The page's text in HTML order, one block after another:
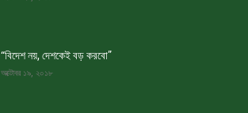
“বিদেশ নয়, দেশকেই বড় করবো”
অক্টোবর ১৯, ২০১৮